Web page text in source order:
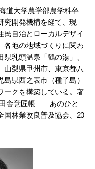
道大学農学部農学科卒
究開発機構を経て、現
民自治とローカルデザイ
各地の地域づくりに関わ
乳頭温泉「鶴の湯」、
山梨県甲州市、東京都八
県西之表市（種子島）
ークを構築している。著
舎意匠帳――あのひと
国林業改良普及協会、20